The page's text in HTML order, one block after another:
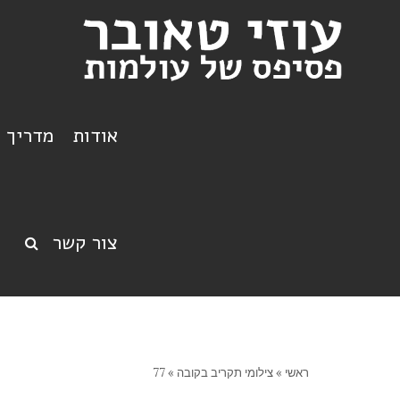
אודות מדריך
צור קשר
ראשי »צילומי תקריב בקובה »
77